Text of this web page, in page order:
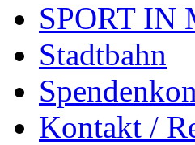
SPORT IN
Stadtbahn
Kontakt /